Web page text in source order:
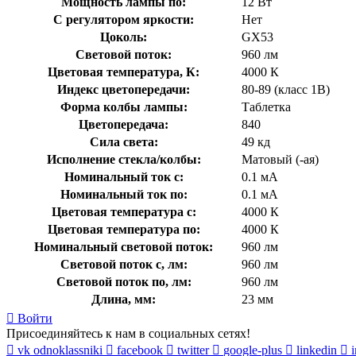
С регулятором яркости:
Нет
Цоколь:
GX53
Световой поток:
960 лм
Цветовая температура, К:
4000 К
Индекс цветопередачи:
80-89 (класс 1В)
Форма колбы лампы:
Таблетка
Цветопередача:
840
Сила света:
49 кд
Исполнение стекла/колбы:
Матовый (-ая)
Номинальный ток с:
0.1 мА
Номинальный ток по:
0.1 мА
Цветовая температура с:
4000 К
Цветовая температура по:
4000 К
Номинальный световой поток:
960 лм
Световой поток с, лм:
960 лм
Световой поток по, лм:
960 лм
Длина, мм:
23 мм
Войти
Присоединяйтесь к нам в социальных сетях!
vk odnoklassniki facebook twitter google-plus linkedin